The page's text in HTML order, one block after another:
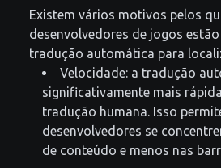
Existem vários motivos pelos
desenvolvedores de jogos
tradução automática para
Velocidade: a tradução
significativamente mais
tradução humana. Isso
desenvolvedores se
de conteúdo e menos nas